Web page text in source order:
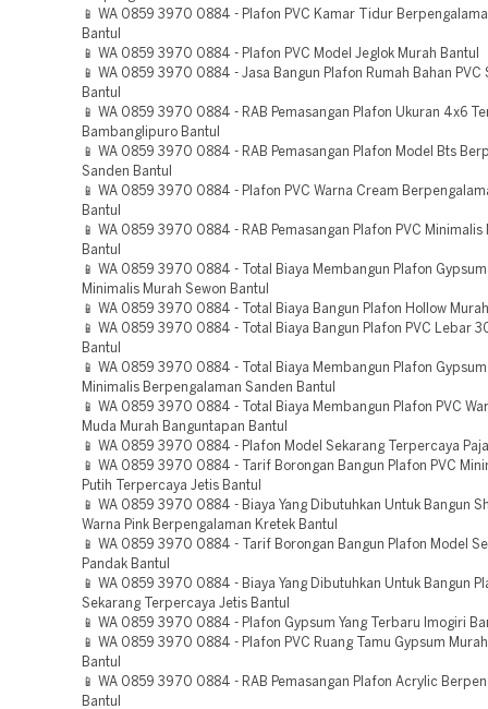
📱 WA 0859 3970 0884 - Plafon PVC Kamar Tidur
Bantul
📱 WA 0859 3970 0884 - Plafon PVC Model Jeglok Murah Bantul
📱 WA 0859 3970 0884 - Jasa Bangun Plafon Rumah Bahan PVC
Bantul
📱 WA 0859 3970 0884 - RAB Pemasangan Plafon Ukuran 4x6
Bambanglipuro Bantul
📱 WA 0859 3970 0884 - RAB Pemasangan Plafon Model Bts
Sanden Bantul
📱 WA 0859 3970 0884 - Plafon PVC Warna Cream
Bantul
📱 WA 0859 3970 0884 - RAB Pemasangan Plafon PVC Minimalis
Bantul
📱 WA 0859 3970 0884 - Total Biaya Membangun Plafon
Minimalis Murah Sewon Bantul
📱 WA 0859 3970 0884 - Total Biaya Bangun Plafon Hollow
📱 WA 0859 3970 0884 - Total Biaya Bangun Plafon PVC Lebar
Bantul
📱 WA 0859 3970 0884 - Total Biaya Membangun Plafon
Minimalis Berpengalaman Sanden Bantul
📱 WA 0859 3970 0884 - Total Biaya Membangun Plafon PVC
Muda Murah Banguntapan Bantul
📱 WA 0859 3970 0884 - Plafon Model Sekarang Terpercaya
📱 WA 0859 3970 0884 - Tarif Borongan Bangun Plafon PVC
Putih Terpercaya Jetis Bantul
📱 WA 0859 3970 0884 - Biaya Yang Dibutuhkan Untuk Bangun
Warna Pink Berpengalaman Kretek Bantul
📱 WA 0859 3970 0884 - Tarif Borongan Bangun Plafon Model
Pandak Bantul
📱 WA 0859 3970 0884 - Biaya Yang Dibutuhkan Untuk Bangun
Sekarang Terpercaya Jetis Bantul
📱 WA 0859 3970 0884 - Plafon Gypsum Yang Terbaru Imogiri
📱 WA 0859 3970 0884 - Plafon PVC Ruang Tamu Gypsum
Bantul
📱 WA 0859 3970 0884 - RAB Pemasangan Plafon Acrylic
Bantul